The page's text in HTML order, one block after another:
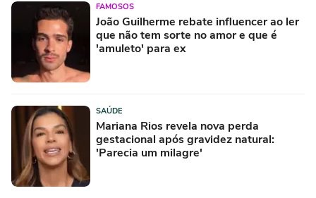
FAMOSOS
João Guilherme rebate influencer ao ler
que não tem sorte no amor e que é
'amuleto' para ex
SAÚDE
Mariana Rios revela nova perda
gestacional após gravidez natural:
'Parecia um milagre'